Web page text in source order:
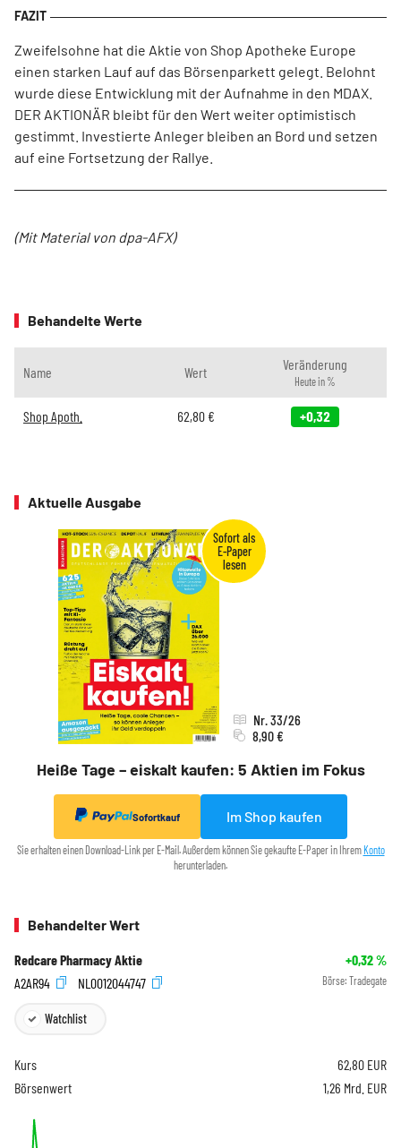
Zweifelsohne hat die Aktie von Shop Apotheke Europe
einen starken Lauf auf das Börsenparkett gelegt. Belohnt
wurde diese Entwicklung mit der Aufnahme in den MDAX.
DER AKTIONÄR bleibt für den Wert weiter optimistisch
gestimmt. Investierte Anleger bleiben an Bord und setzen
auf eine Fortsetzung der Rallye.
(Mit Material von dpa-AFX)
Behandelte Werte
Name Wert Veränderung
Heute in %
Shop Apoth. 62,80€ +0,32
Aktuelle Ausgabe
Heiße Tage – eiskalt kaufen: 5 Aktien im Fokus
Nr. 33/26
8,90 €
Sofortkauf Im Shop kaufen
Sie erhalten einen Download-Link per E-Mail. Außerdem können Sie gekaufte E-Paper in Ihrem Konto
herunterladen.
Behandelter Wert
Redcare Pharmacy Aktie +0,32%
A2AR94
NL0012044747 Börse: Tradegate
Watchlist
Kurs 62,80 EUR
Börsenwert
1,26 Mrd. EUR